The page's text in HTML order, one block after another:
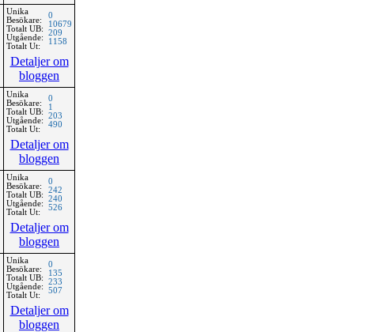
Unika
Besökare:
Totalt UB:
Utgående:
Totalt Ut:
0
10679
209
1158
Detaljer om
bloggen
Unika
Besökare:
Totalt UB:
Utgående:
Totalt Ut:
0
1
203
490
Detaljer om
bloggen
Unika
Besökare:
Totalt UB:
Utgående:
Totalt Ut:
0
242
240
526
Detaljer om
bloggen
Unika
Besökare:
Totalt UB:
Utgående:
Totalt Ut:
0
135
233
507
Detaljer om
bloggen